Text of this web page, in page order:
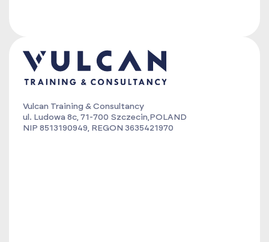
Vulcan Training & Consultancy
ul. Ludowa 8c, 71-700 Szczecin,POLAND
NIP 8513190949, REGON 3635421970